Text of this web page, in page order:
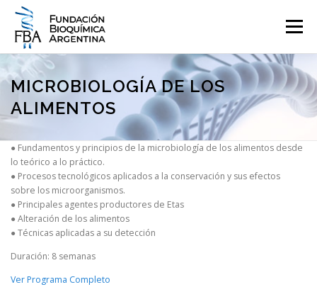
Saltar
contenido
Menú
QUIENES SOMOS PROGRAMAS EVENTOS COMUNICACIÓN
MICROBIOLOGÍA DE LOS
ALIMENTOS
● Fundamentos y principios de la microbiología de los alimentos desde
lo teórico a lo práctico.
● Procesos tecnológicos aplicados a la conservación y sus efectos
sobre los microorganismos.
● Principales agentes productores de Etas
● Alteración de los alimentos
● Técnicas aplicadas a su detección
Duración: 8 semanas
Ver Programa Completo